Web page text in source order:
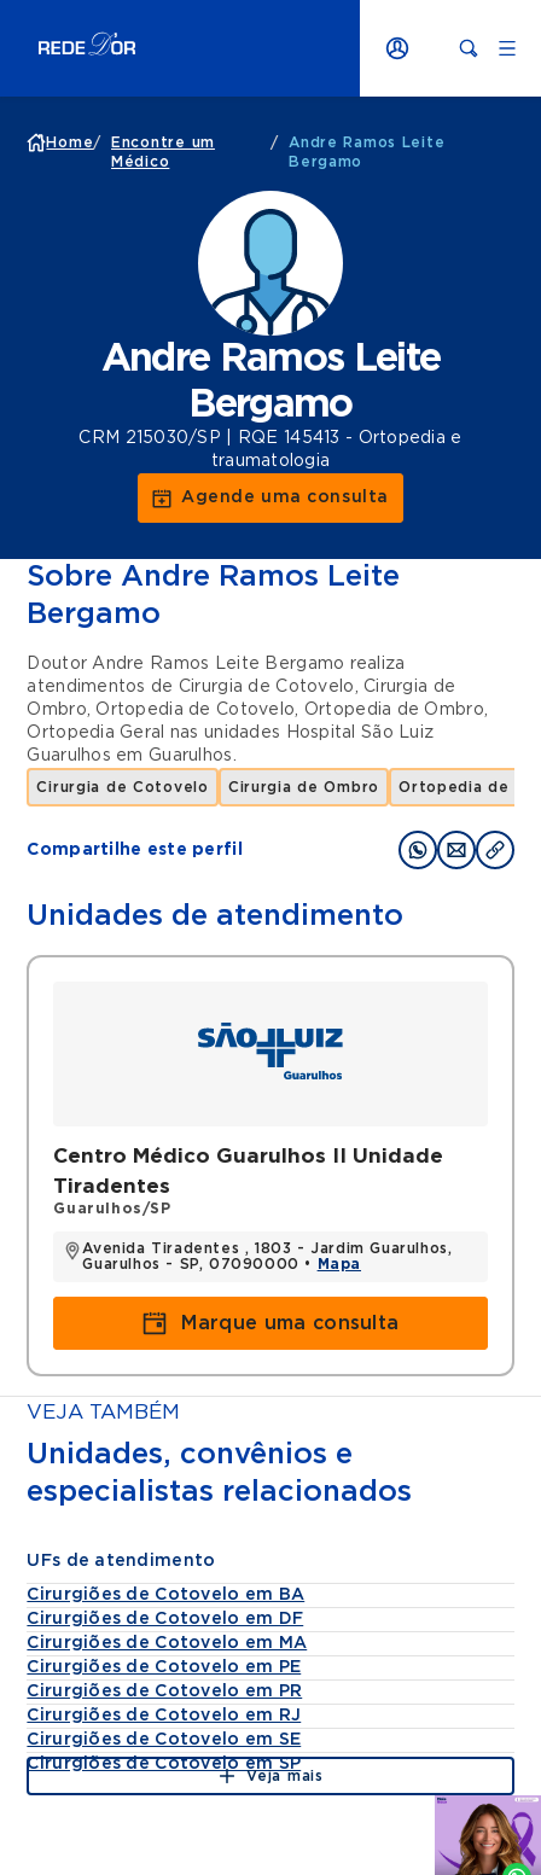
Home/
Encontre um
Médico
/
Andre Ramos Leite
Bergamo
Andre Ramos Leite
Bergamo
CRM 215030/SP | RQE 145413 - Ortopedia e
traumatologia
Agende uma consulta
Sobre Andre Ramos Leite
Bergamo
Doutor Andre Ramos Leite Bergamo realiza
atendimentos de Cirurgia de Cotovelo, Cirurgia de
Ombro, Ortopedia de Cotovelo, Ortopedia de Ombro,
Ortopedia Geral
nas unidades
Hospital São Luiz
Guarulhos em Guarulhos.
Cirurgia de Cotovelo Cirurgia de Ombro Ortopedia de
Compartilhe este perfil
Unidades de atendimento
Centro Médico Guarulhos II Unidade
Tiradentes
Guarulhos/SP
Avenida Tiradentes , 1803 - Jardim Guarulhos,
Guarulhos - SP, 07090000 •
Mapa
Marque uma consulta
VEJA TAMBÉM
Unidades, convênios e
especialistas relacionados
UFs de atendimento
Cirurgiões de Cotovelo em BA
Cirurgiões de Cotovelo em DF
Cirurgiões de Cotovelo em MA
Cirurgiões de Cotovelo em PE
Cirurgiões de Cotovelo em PR
Cirurgiões de Cotovelo em RJ
Cirurgiões de Cotovelo em SE
Cirurgiões de Cotovelo em SP
Veja mais
Agende
Whatsapp